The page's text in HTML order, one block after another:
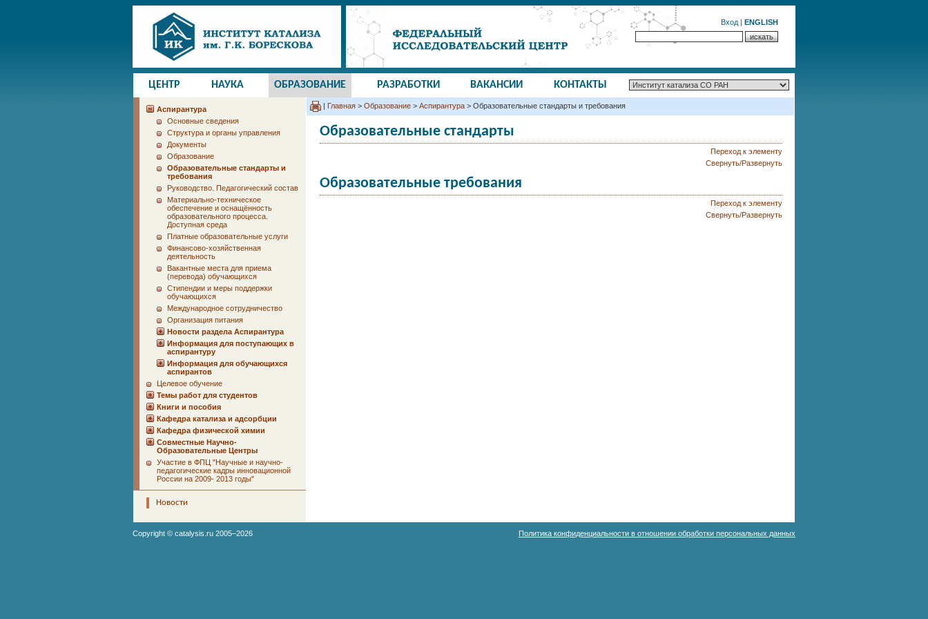
Вход | ENGLISH
ЦЕНТР НАУКА ОБРАЗОВАНИЕ РАЗРАБОТКИ ВАКАНСИИ КОНТАКТЫ
Аспирантура
Основные сведения
Структура и органы управления
Документы
Образование
Образовательные стандарты и
требования
Руководство. Педагогический состав
Материально-техническое
обеспечение и оснащённость
образовательного процесса.
Доступная среда
Платные образовательные услуги
Финансово-хозяйственная
деятельность
Вакантные места для приема
(перевода) обучающихся
Стипендии и меры поддержки
обучающихся
Международное сотрудничество
Организация питания
Новости раздела Аспирантура
Информация для поступающих в
аспирантуру
Информация для обучающихся
аспирантов
Целевое обучение
Темы работ для студентов
Книги и пособия
Кафедра катализа и адсорбции
Кафедра физической химии
Совместные Научно-
Образовательные Центры
Участие в ФПЦ "Научные и научно-
педагогические кадры инновационной
России на 2009- 2013 годы"
Новости
| Главная > Образование > Аспирантура > Образовательные стандарты и требования
Образовательные стандарты
Переход к элементу
Свернуть/Развернуть
Образовательные требования
Переход к элементу
Свернуть/Развернуть
Copyright © catalysis.ru 2005–2026 Политика конфиденциальности в отношении обработки персональных данных